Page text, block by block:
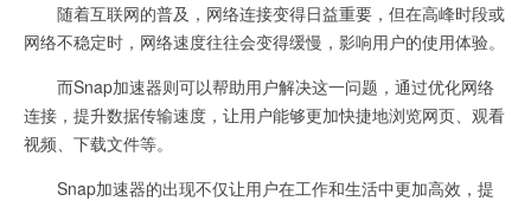
随着互联网的普及，网络连接变得日益重要，但在高峰时段或
网络不稳定时，网络速度往往会变得缓慢，影响用户的使用体验。
而Snap加速器则可以帮助用户解决这一问题，通过优化网络
连接，提升数据传输速度，让用户能够更加快捷地浏览网页、观看
视频、下载文件等。
Snap加速器的出现不仅让用户在工作和生活中更加高效，提